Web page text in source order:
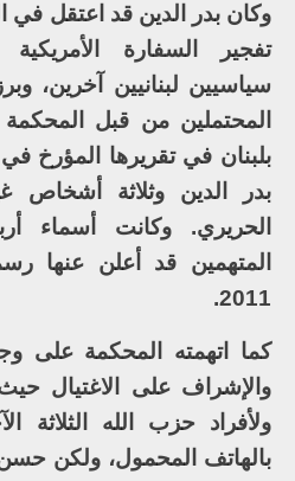
تفجير السفارة
سياسيين لبنانيين آخرين،
المحتملين من قبل المحكمة
بدر الدين وثلاثة أشخاص
الحريري. وكانت أسماء
2011.
كما اتهمته المحكمة على
والإشراف على الاغتيال
ولأفراد حزب الله الثلاثة
بالهاتف المحمول، ولكن